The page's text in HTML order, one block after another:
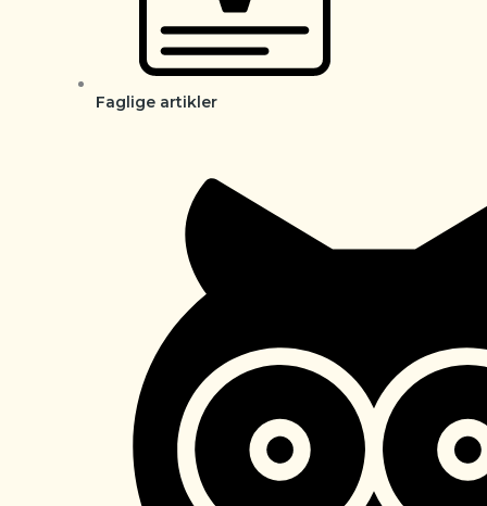
Faglige artikler